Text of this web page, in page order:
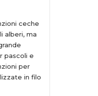
ceche
alberi, ma
pascoli e
per
in filo